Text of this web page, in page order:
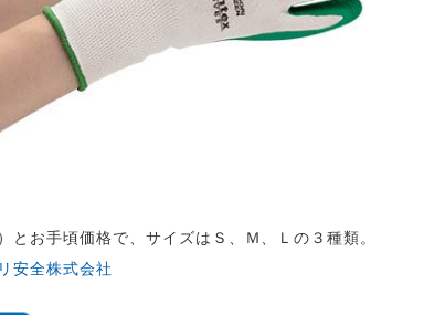
お手頃価格で、サイズはＳ、Ｍ、Ｌの３種類。
安全株式会社